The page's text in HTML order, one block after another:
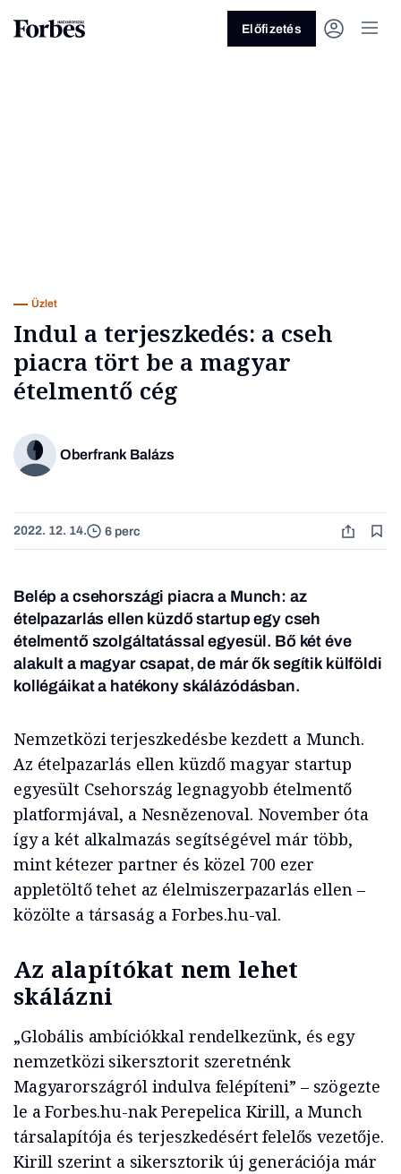
Előfizetés
Üzlet
Indul a terjeszkedés: a cseh
piacra tört be a magyar
ételmentő cég
Oberfrank Balázs
2022. 12. 14. 6 perc
Belép a csehországi piacra a Munch: az
ételpazarlás ellen küzdő startup egy cseh
ételmentő szolgáltatással egyesül. Bő két éve
alakult a magyar csapat, de már ők segítik külföldi
kollégáikat a hatékony skálázódásban.
Nemzetközi terjeszkedésbe kezdett a Munch.
Az ételpazarlás ellen küzdő magyar startup
egyesült Csehország legnagyobb ételmentő
platformjával, a Nesnězenoval. November óta
így a két alkalmazás segítségével már több,
mint kétezer partner és közel 700 ezer
appletöltő tehet az élelmiszerpazarlás ellen –
közölte a társaság a Forbes.hu-val.
Az alapítókat nem lehet
skálázni
„Globális ambíciókkal rendelkezünk, és egy
nemzetközi sikersztorit szeretnénk
Magyarországról indulva felépíteni” – szögezte
le a Forbes.hu-nak Perepelica Kirill, a Munch
társalapítója és terjeszkedésért felelős vezetője.
Kirill szerint a sikersztorik új generációja már